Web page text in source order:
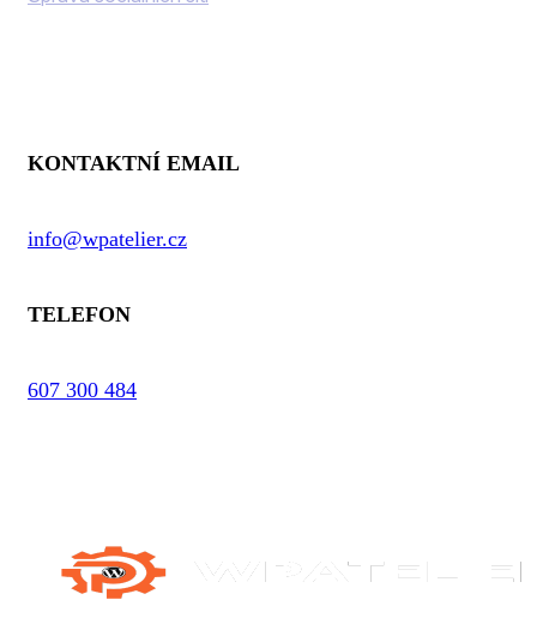
KONTAKTNÍ EMAIL
info@wpatelier.cz
TELEFON
607 300 484